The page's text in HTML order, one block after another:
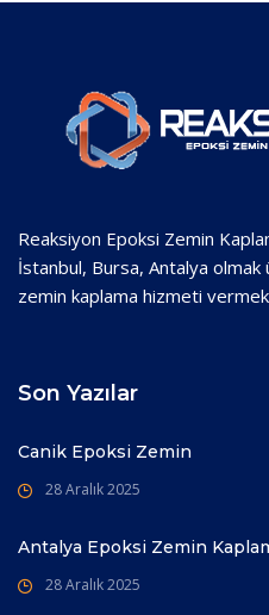
Reaksiyon Epoksi Zemin
İstanbul, Bursa, Antalya
zemin kaplama hizmeti
Son Yazılar
Canik Epoksi Zemin
28 Aralık 2025
Antalya Epoksi Zemin
28 Aralık 2025